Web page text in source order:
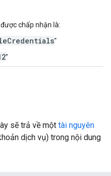
chấp nhận là:
"
"
sẽ trả về một tài nguyên
dịch vụ) trong nội dung